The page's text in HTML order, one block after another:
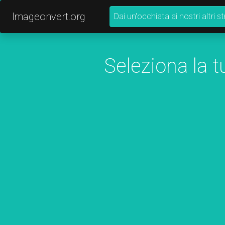
Imageonvert.org Dai un'occhiata ai nostri altri
Seleziona la